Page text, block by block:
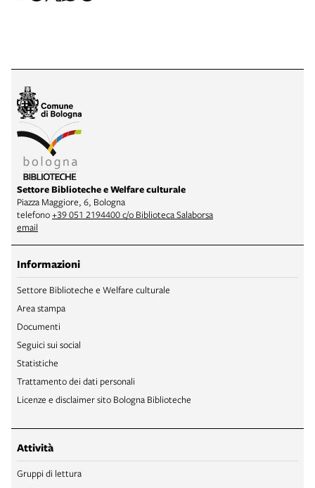
Settore Biblioteche e Welfare culturale
Piazza Maggiore, 6, Bologna
telefono+39 051 2194400 c/o Biblioteca Salaborsa
email
Informazioni
Settore Biblioteche e Welfare culturale
Area stampa
Documenti
Seguici sui social
Statistiche
Trattamento dei dati personali
Licenze e disclaimer sito Bologna Biblioteche
Attività
Gruppi di lettura